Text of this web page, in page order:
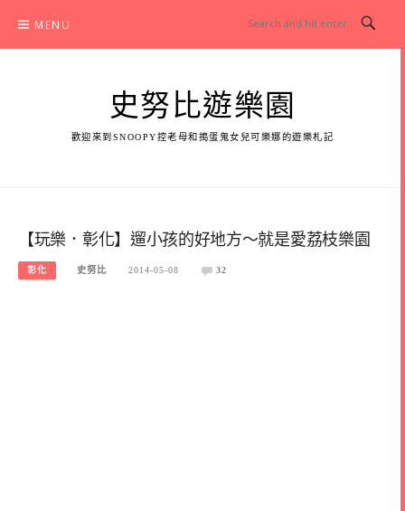
content
MENU
史努比遊樂園
歡迎來到SNOOPY控老母和搗蛋鬼女兒可樂娜的遊樂札記
【玩樂．彰化】遛小孩的好地方～就是愛荔枝樂園
彰化 史努比 2014-05-08 32